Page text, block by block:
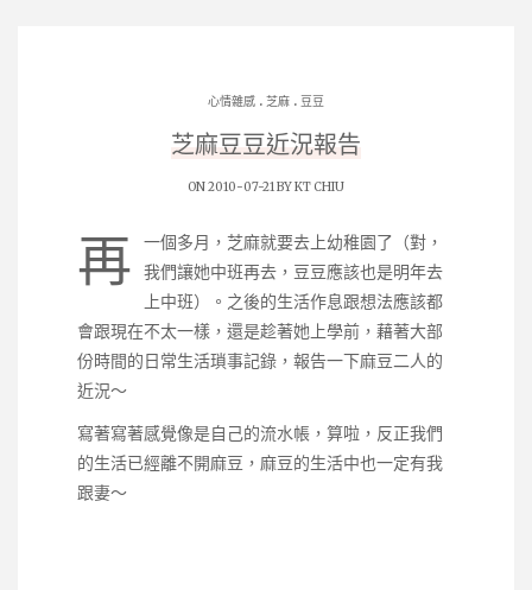
心情雜感 . 芝麻 . 豆豆
芝麻豆豆近況報告
ON 2010-07-21 BYKT CHIU
再
一個多月，芝麻就要去上幼稚園了（對，
我們讓她中班再去，豆豆應該也是明年去
上中班）。之後的生活作息跟想法應該都
會跟現在不太一樣，還是趁著她上學前，藉著大部
份時間的日常生活瑣事記錄，報告一下麻豆二人的
近況～
寫著寫著感覺像是自己的流水帳，算啦，反正我們
的生活已經離不開麻豆，麻豆的生活中也一定有我
跟妻～